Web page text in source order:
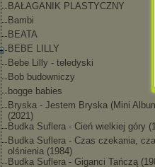
BAŁAGANIK PLASTYCZNY
Bambi
BEATA
BEBE LILLY
Bebe Lilly - teledyski
Bob budowniczy
bogge babies
Bryska - Jestem Bryska (Mini
(2021)
Budka Suflera - Cień wielkiej góry
Budka Suflera - Czas czekania,
olśnienia (1984)
Budka Suflera - Giganci Tańczą